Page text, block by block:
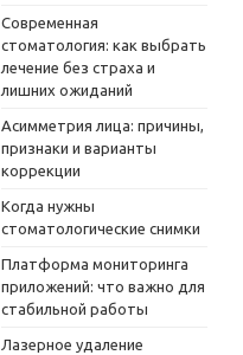
Современная
стоматология: как выбрать
лечение без страха и
лишних ожиданий
Асимметрия лица: причины,
признаки и варианты
коррекции
Когда нужны
стоматологические снимки
Платформа мониторинга
приложений: что важно для
стабильной работы
Лазерное удаление